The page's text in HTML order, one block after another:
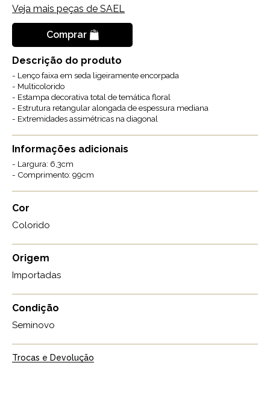
Veja mais peças de SAEL
Comprar
Descrição do produto
- Lenço faixa em seda ligeiramente encorpada
- Multicolorido
- Estampa decorativa total de temática floral
- Estrutura retangular alongada de espessura mediana
- Extremidades assimétricas na diagonal
Informações adicionais
- Largura: 6,3cm
- Comprimento: 99cm
Cor
Colorido
Origem
Importadas
Condição
Seminovo
Trocas e Devolução